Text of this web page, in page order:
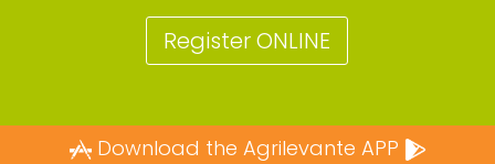
Register ONLINE
Download the Agrilevante APP